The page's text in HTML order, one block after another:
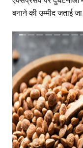
बनाने की उम्मीद जताई जा